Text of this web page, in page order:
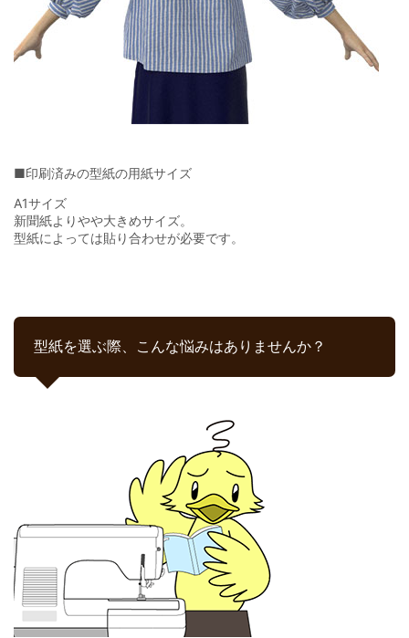
■印刷済みの型紙の用紙サイズ
A1サイズ
新聞紙よりやや大きめサイズ。
型紙によっては貼り合わせが必要です。
型紙を選ぶ際、こんな悩みはありませんか？